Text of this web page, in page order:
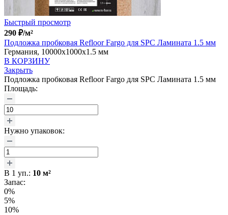
Быстрый просмотр
290 ₽/м²
Подложка пробковая Refloor Fargo для SPC Ламината 1.5 мм
Германия, 10000x1000x1.5 мм
В КОРЗИНУ
Закрыть
Подложка пробковая Refloor Fargo для SPC Ламината 1.5 мм
Площадь:
Нужно упаковок:
В 1 уп.: 10 м²
Запас:
0%
5%
10%